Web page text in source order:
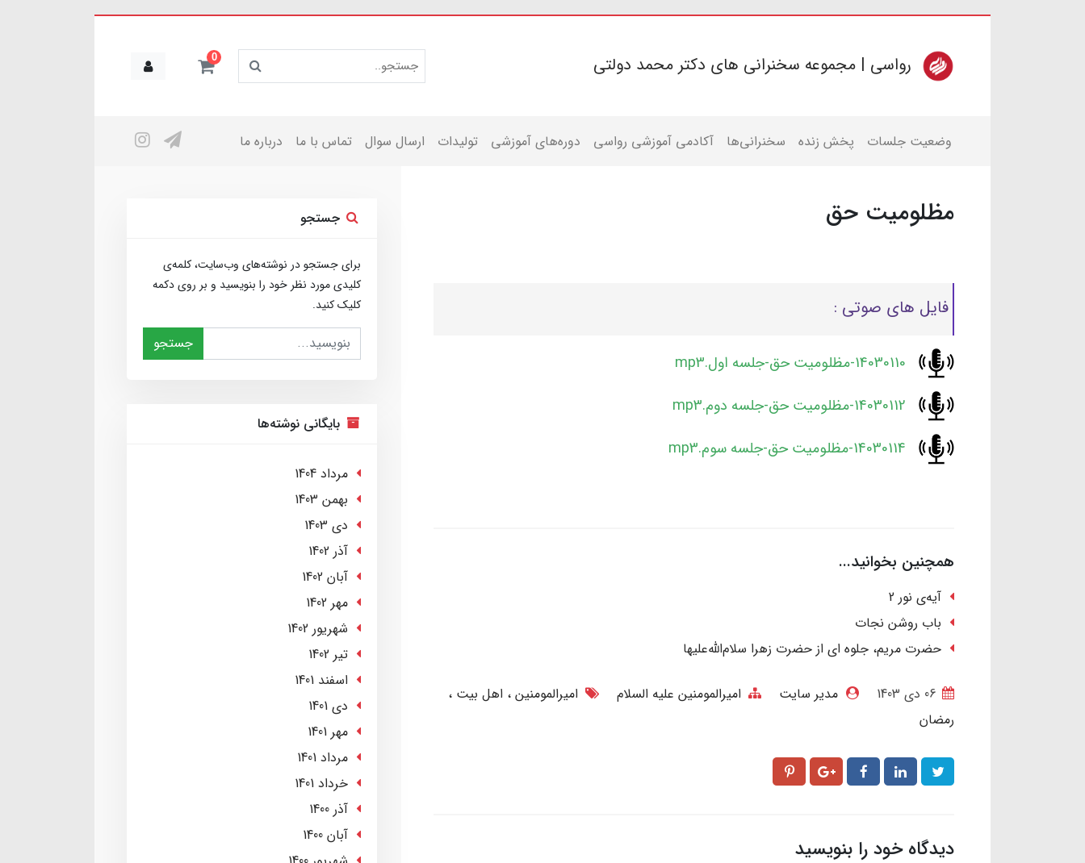
رواسی | مجموعه سخنرانی های دکتر محمد دولتی 0
وضعیت جلسات پخش زنده سخنرانی‌ها آکادمی آموزشی رواسی دوره‌های آموزشی تولیدات ارسال سوال تماس با ما درباره ما
مظلومیت حق
فایل های صوتی :
14030110-مظلومیت حق-جلسه اول.mp3
14030112-مظلومیت حق-جلسه دوم.mp3
14030114-مظلومیت حق-جلسه سوم.mp3
همچنین بخوانید...
آیه‌ی نور 2
باب روشن نجات
حضرت مریم، جلوه ای از حضرت زهرا سلام‌الله‌علیها
مدیر سایت امیرالمومنین علیه السلام امیرالمومنین
اهل بیت
رمضان
دیدگاه خود را بنویسید
جستجو
برای جستجو در نوشته‌های وب‌سایت، کلمه‌ی
کلیدی مورد نظر خود را بنویسید و بر روی دکمه
کلیک کنید.
جستجو
بایگانی نوشته‌ها
مرداد 1404
بهمن 1403
دی 1403
آذر 1402
آبان 1402
مهر 1402
شهریور 1402
تير 1402
اسفند 1401
دی 1401
مهر 1401
مرداد 1401
خرداد 1401
آذر 1400
آبان 1400